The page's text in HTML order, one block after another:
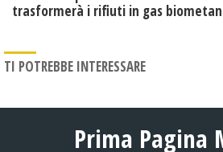
trasformerà i rifiuti in gas
TI POTREBBE INTERESSARE
Prima Pagina